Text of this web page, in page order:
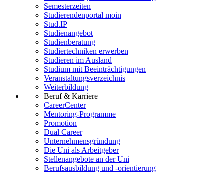
Semesterzeiten
Studierendenportal moin
Stud.IP
Studienangebot
Studienberatung
Studiertechniken erwerben
Studieren im Ausland
Studium mit Beeinträchtigungen
Veranstaltungsverzeichnis
Weiterbildung
Beruf & Karriere
CareerCenter
Mentoring-Programme
Promotion
Dual Career
Unternehmensgründung
Die Uni als Arbeitgeber
Stellenangebote an der Uni
Berufsausbildung und -orientierung